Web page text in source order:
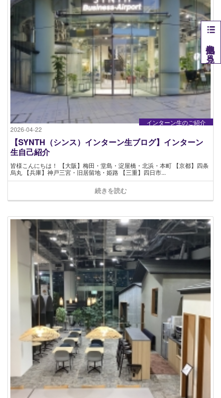
2026-04-22
インターン生のご紹介
【SYNTH（シンス）インターン生ブログ】インターン
生自己紹介
皆様こんにちは！ 【大阪】梅田・堂島・淀屋橋・北浜・本町 【京都】四条
烏丸 【兵庫】神戸三宮・旧居留地・姫路 【三重】四日市...
続きを読む
他拠点を見る